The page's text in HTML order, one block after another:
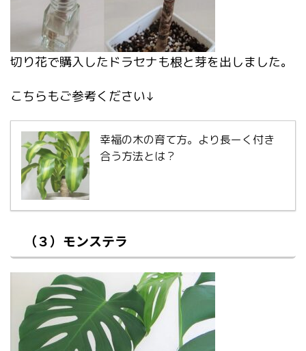
切り花で購入したドラセナも根と芽を出しました。
こちらもご参考ください↓
幸福の木の育て方。より長ーく付き
合う方法とは？
（３）モンステラ